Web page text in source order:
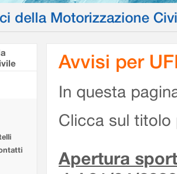
della Motorizzazione
Avvisi per
In questa
Clicca sul titolo
Apertura